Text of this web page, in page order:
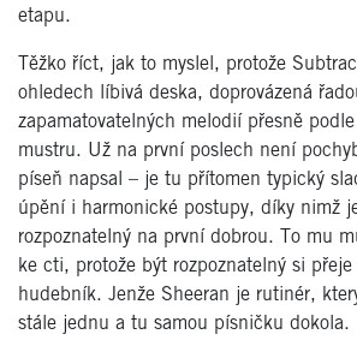
etapu.
Těžko říct, jak to myslel, protože
ohledech líbivá deska, doprovázená
zapamatovatelných melodií přesně podle
mustru. Už na první poslech není
píseň napsal – je tu přítomen typický
úpění i harmonické postupy, díky nimž
rozpoznatelný na první dobrou. To mu
ke cti, protože být rozpoznatelný si přeje
hudebník. Jenže Sheeran je rutinér,
stále jednu a tu samou písničku dokola.